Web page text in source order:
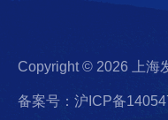
Copyright © 2026 上海
备案号：沪ICP备